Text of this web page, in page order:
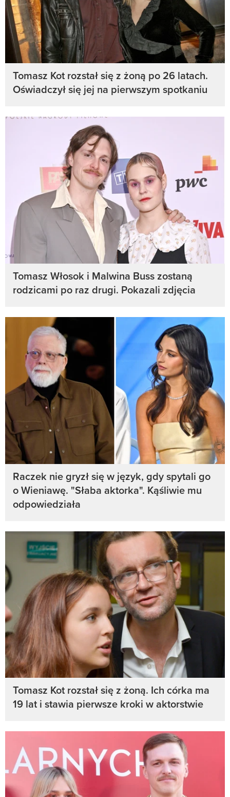
Tomasz Kot rozstał się z żoną po 26 latach.
Oświadczył się jej na pierwszym spotkaniu
Tomasz Włosok i Malwina Buss zostaną
rodzicami po raz drugi. Pokazali zdjęcia
Raczek nie gryzł się w język, gdy spytali go
o Wieniawę. "Słaba aktorka". Kąśliwie mu
odpowiedziała
Tomasz Kot rozstał się z żoną. Ich córka ma
19 lat i stawia pierwsze kroki w aktorstwie